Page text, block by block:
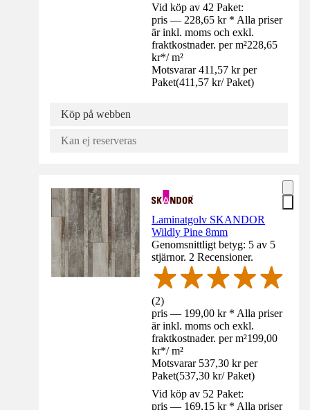
Vid köp av 42 Paket:
pris — 228,65 kr * Alla priser
är inkl. moms och exkl.
fraktkostnader. per m²228,65
kr*/ m²
Motsvarar 411,57 kr per
Paket(411,57 kr/ Paket)
Köp på webben
Kan ej reserveras
Laminatgolv SKANDOR
Wildly Pine 8mm
Genomsnittligt betyg: 5 av 5
stjärnor. 2 Recensioner.
(2)
pris — 199,00 kr * Alla priser
är inkl. moms och exkl.
fraktkostnader. per m²199,00
kr*/ m²
Motsvarar 537,30 kr per
Paket(537,30 kr/ Paket)
Vid köp av 52 Paket:
pris — 169,15 kr * Alla priser